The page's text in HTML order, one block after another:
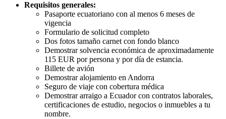
Requisitos generales:
Pasaporte ecuatoriano con al menos 6 meses de
vigencia
Formulario de solicitud completo
Dos fotos tamaño carnet con fondo blanco
Demostrar solvencia económica de aproximadamente
115 EUR por persona y por día de estancia.
Billete de avión
Demostrar alojamiento en Andorra
Seguro de viaje con cobertura médica
Demostrar arraigo a Ecuador con contratos laborales,
certificaciones de estudio, negocios o inmuebles a tu
nombre.